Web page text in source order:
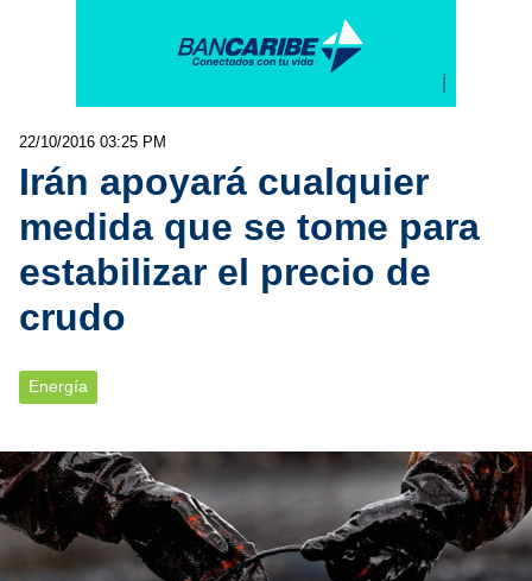
22/10/2016 03:25 PM
Irán apoyará cualquier
medida que se tome para
estabilizar el precio de
crudo
Energía